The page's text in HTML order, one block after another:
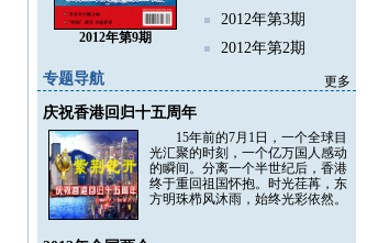
2012年第9期
2012年第3期
2012年第2期
专题导航
更多
庆祝香港回归十五周年
15年前的7月1日，一个全球目
光汇聚的时刻，一个亿万国人感动
的瞬间。分离一个半世纪后，香港
终于重回祖国怀抱。时光荏苒，东
方明珠栉风沐雨，始终光彩依然。